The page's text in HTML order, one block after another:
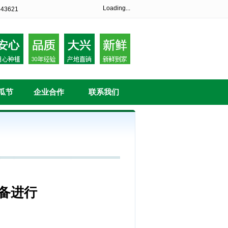
Loading...
节 企业合作 联系我们
进行